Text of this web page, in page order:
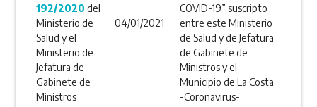
192/2020 del
Ministerio de
Salud y el
Ministerio de
Jefatura de
Gabinete de
Ministros
04/01/2021
COVID-19” suscripto
entre este Ministerio
de Salud y de Jefatura
de Gabinete de
Ministros y el
Municipio de La Costa.
-Coronavirus-